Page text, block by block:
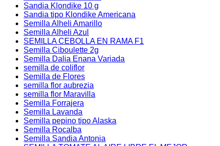
Sandia Klondike 10 g
Sandia tipo Klondike Americana
Semilla Alheli Amarillo
Semilla Alheli Azul
SEMILLA CEBOLLA EN RAMA F1
Semilla Ciboulette 2g
Semilla Dalia Enana Variada
semilla de coliflor
Semilla de Flores
semilla flor aubrezia
semilla flor Maravilla
Semilla Forrajera
Semilla Lavanda
Semilla pepino tipo Alaska
Semilla Rocalba
Semilla Sandia Antonia